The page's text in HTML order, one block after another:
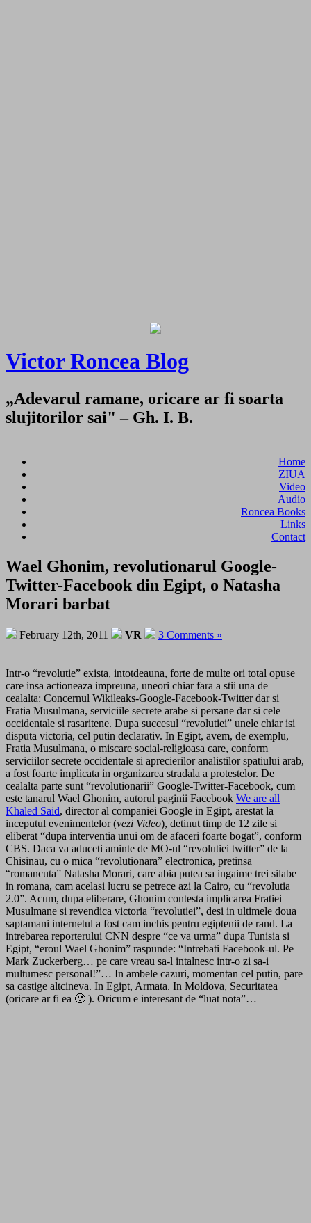
Victor Roncea Blog
„Adevarul ramane, oricare ar fi soarta
slujitorilor sai" – Gh. I. B.
Home
ZIUA
Video
Audio
Roncea Books
Links
Contact
Wael Ghonim, revolutionarul Google-
Twitter-Facebook din Egipt, o Natasha
Morari barbat
February 12th, 2011 VR 3 Comments »
Intr-o “revolutie” exista, intotdeauna, forte de multe ori total opuse
care insa actioneaza impreuna, uneori chiar fara a stii una de
cealalta: Concernul Wikileaks-Google-Facebook-Twitter dar si
Fratia Musulmana, serviciile secrete arabe si persane dar si cele
occidentale si rasaritene. Dupa succesul “revolutiei” unele chiar isi
disputa victoria, cel putin declarativ. In Egipt, avem, de exemplu,
Fratia Musulmana, o miscare social-religioasa care, conform
serviciilor secrete occidentale si aprecierilor analistilor spatiului arab,
a fost foarte implicata in organizarea stradala a protestelor. De
cealalta parte sunt “revolutionarii” Google-Twitter-Facebook, cum
este tanarul Wael Ghonim, autorul paginii Facebook We are all
Khaled Said, director al companiei Google in Egipt, arestat la
inceputul evenimentelor (vezi Video), detinut timp de 12 zile si
eliberat “dupa interventia unui om de afaceri foarte bogat”, conform
CBS. Daca va aduceti aminte de MO-ul “revolutiei twitter” de la
Chisinau, cu o mica “revolutionara” electronica, pretinsa
“romancuta” Natasha Morari, care abia putea sa ingaime trei silabe
in romana, cam acelasi lucru se petrece azi la Cairo, cu “revolutia
2.0”. Acum, dupa eliberare, Ghonim contesta implicarea Fratiei
Musulmane si revendica victoria “revolutiei”, desi in ultimele doua
saptamani internetul a fost cam inchis pentru egiptenii de rand. La
intrebarea reporterului CNN despre “ce va urma” dupa Tunisia si
Egipt, “eroul Wael Ghonim” raspunde: “Intrebati Facebook-ul. Pe
Mark Zuckerberg… pe care vreau sa-l intalnesc intr-o zi sa-i
multumesc personal!”… In ambele cazuri, momentan cel putin, pare
sa castige altcineva. In Egipt, Armata. In Moldova, Securitatea
(oricare ar fi ea 🙂 ). Oricum e interesant de “luat nota”…